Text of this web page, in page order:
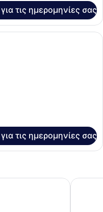
τις ημερομηνίες σας
διάδρομος με ξύλινο
τις ημερομηνίες σας
Hotel